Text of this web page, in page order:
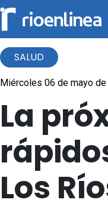
SALUD
Miércoles 06 de mayo
La
Los